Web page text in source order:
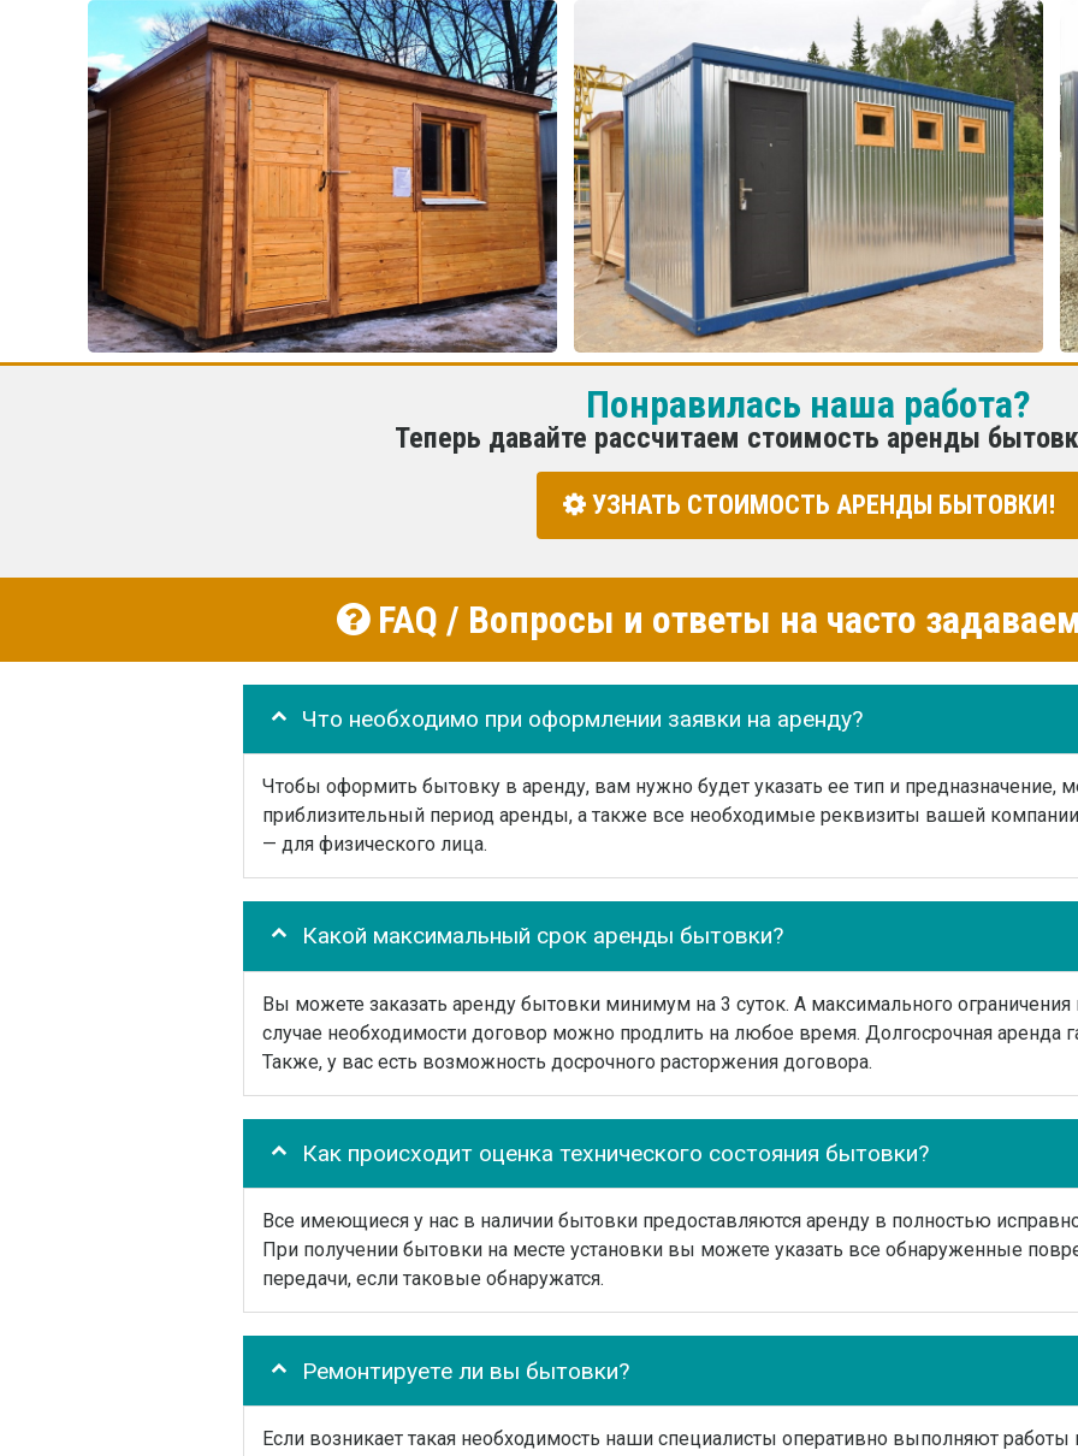
Понравилась наша работа?
Теперь давайте рассчитаем стоимость аренды
УЗНАТЬ СТОИМОСТЬ АРЕНДЫ БЫТОВКИ!
FAQ / Вопросы и ответы на часто
Что необходимо при оформлении заявки на аренду?
Чтобы оформить бытовку в аренду, вам нужно будет указать ее тип и предназначение,
приблизительный период аренды, а также все необходимые реквизиты вашей
— для физического лица.
Какой максимальный срок аренды бытовки?
Вы можете заказать аренду бытовки минимум на 3 суток. А максимального ограничения
случае необходимости договор можно продлить на любое время. Долгосрочная аренда
Также, у вас есть возможность досрочного расторжения договора.
Как происходит оценка технического состояния бытовки?
Все имеющиеся у нас в наличии бытовки предоставляются аренду в полностью
При получении бытовки на месте установки вы можете указать все обнаруженные
передачи, если таковые обнаружатся.
Ремонтируете ли вы бытовки?
Если возникает такая необходимость наши специалисты оперативно выполняют